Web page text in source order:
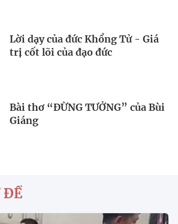
Lời dạy của đức Khổng Tử - Giá
trị cốt lõi của đạo đức
Bài thơ “ĐỪNG TƯỞNG” của Bùi
Giáng
ĐỀ